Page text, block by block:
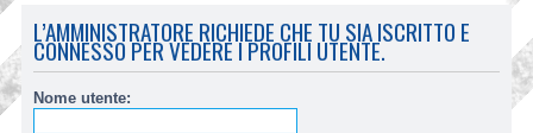
L’AMMINISTRATORE RICHIEDE CHE TU SIA ISCRITTO E
CONNESSO PER VEDERE I PROFILI UTENTE.
Nome utente: